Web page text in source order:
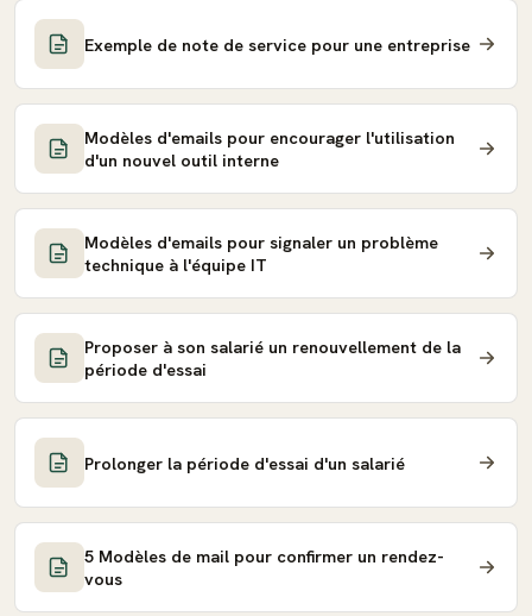
Exemple de note de service pour une entreprise
Modèles d'emails pour encourager l'utilisation
d'un nouvel outil interne
Modèles d'emails pour signaler un problème
technique à l'équipe IT
Proposer à son salarié un renouvellement de la
période d'essai
Prolonger la période d'essai d'un salarié
5 Modèles de mail pour confirmer un rendez-
vous